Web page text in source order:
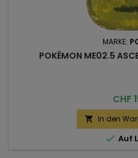
MARKE:
POKÉMON ME02.5
Preis
CHF
 In den
 Auf